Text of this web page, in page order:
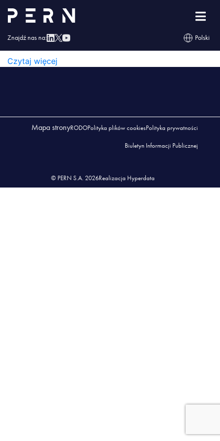
Znajdź nas na: Polski
siarkopol-logo-300×56
SIARKOPOL-LOGO-300×56
Czytaj więcej
Mapa stronyRODOPolityka plików cookiesPolityka prywatności
Biuletyn Informacji Publicznej
© PERN S.A. 2026Realizacja Hyperdata